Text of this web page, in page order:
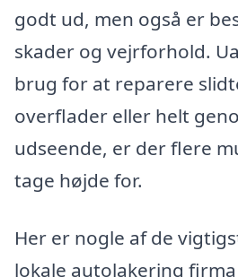
godt ud, men også er
skader og vejrforhold.
brug for at reparere
overflader eller helt
udseende, er der flere
tage højde for.
Her er nogle af de
lokale autolakering